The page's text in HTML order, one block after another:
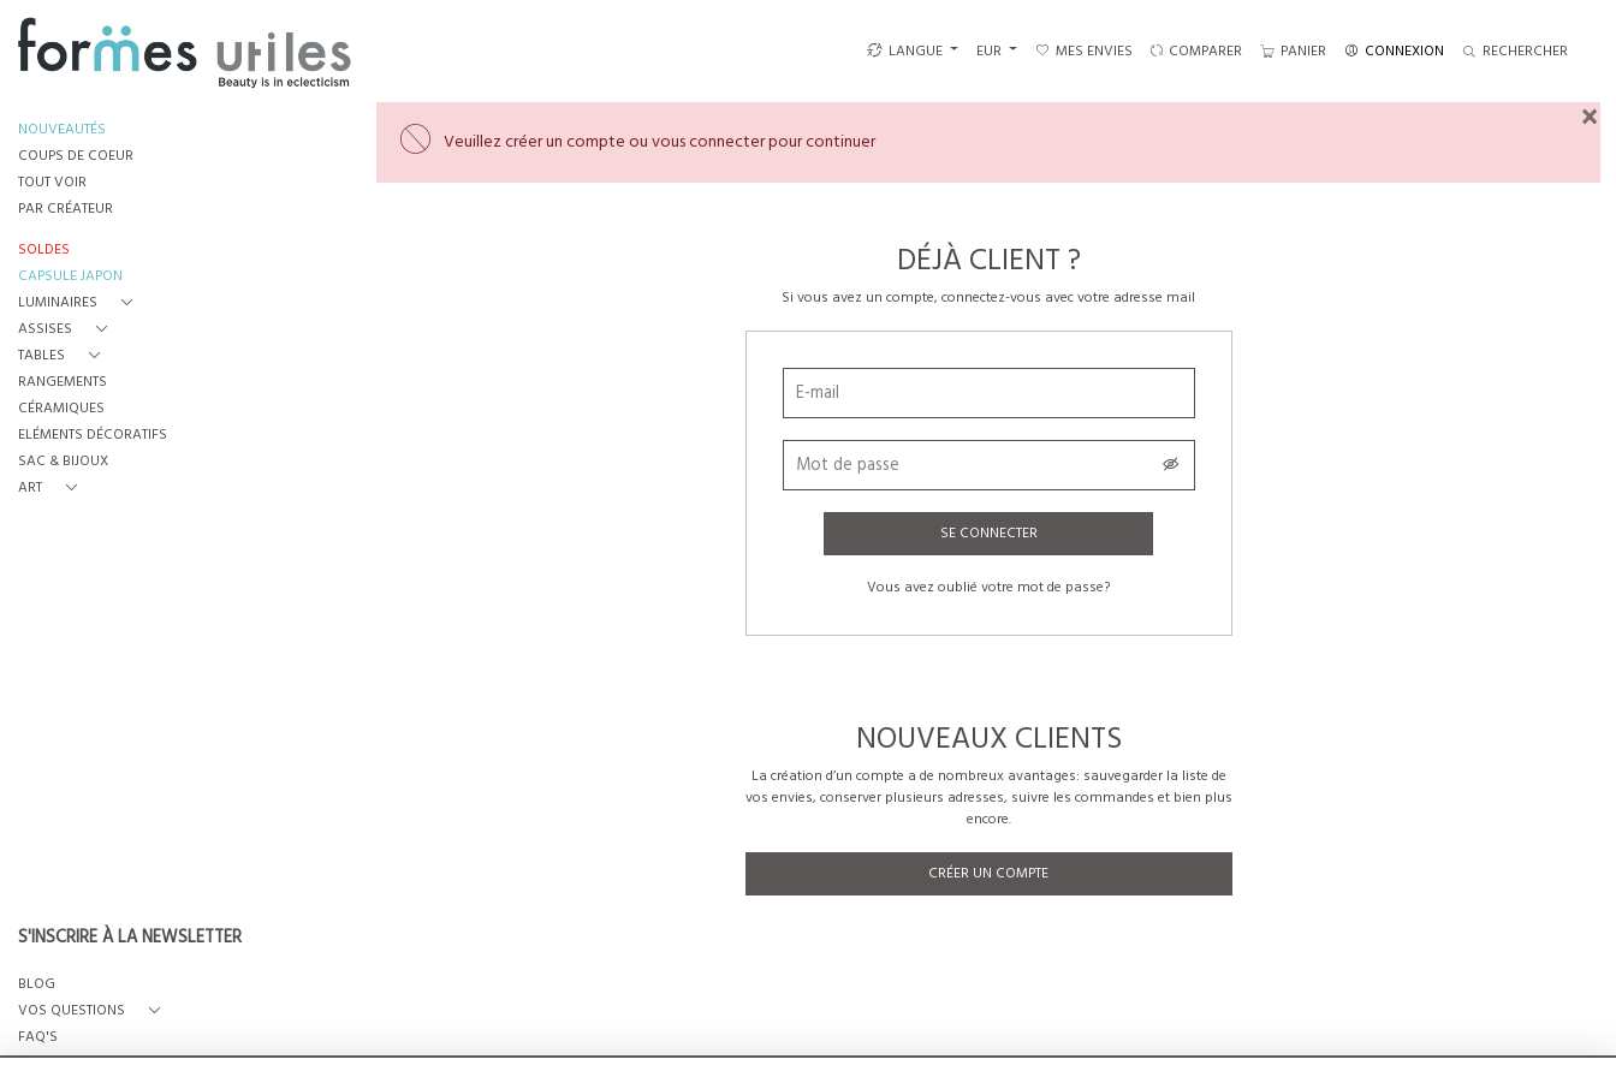
LANGUE EUR MES ENVIES COMPARER PANIER CONNEXION RECHERCHER
NOUVEAUTÉS
COUPS DE COEUR
TOUT VOIR
PAR CRÉATEUR
SOLDES
CAPSULE JAPON
LUMINAIRES
ASSISES
TABLES
RANGEMENTS
CÉRAMIQUES
ELÉMENTS DÉCORATIFS
SAC & BIJOUX
ART
S'INSCRIRE À LA NEWSLETTER
BLOG
VOS QUESTIONS
FAQ'S
QUI SOMMES-NOUS?
Veuillez créer un compte ou vous connecter pour continuer
×
DÉJÀ CLIENT ?
Si vous avez un compte, connectez-vous avec votre adresse mail
SE CONNECTER
Vous avez oublié votre mot de passe?
NOUVEAUX CLIENTS
La création d’un compte a de nombreux avantages: sauvegarder la liste de
vos envies, conserver plusieurs adresses, suivre les commandes et bien plus
encore.
CRÉER UN COMPTE